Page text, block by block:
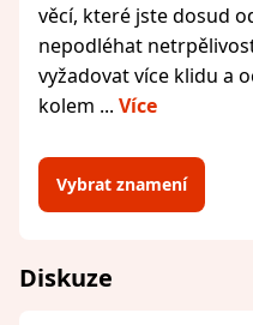
věcí, které jste dosud
nepodléhat
vyžadovat více klidu a
kolem ... Více
Vybrat znamení
Diskuze